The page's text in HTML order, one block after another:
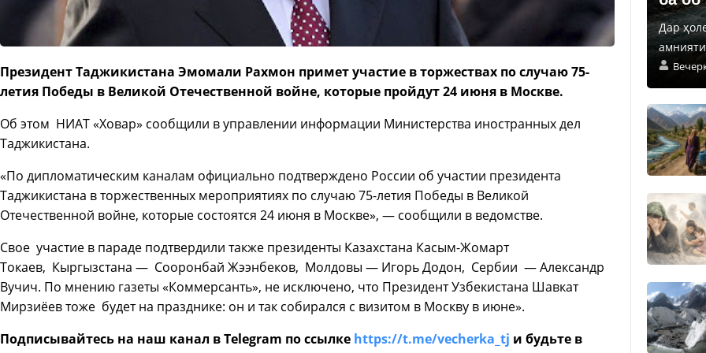
Президент Таджикистана Эмомали Рахмон примет участие в торжествах по случаю 75-
летия Победы в Великой Отечественной войне, которые пройдут 24 июня в Москве.
Об этом НИАТ «Ховар» сообщили в управлении информации Министерства иностранных дел
Таджикистана.
«По дипломатическим каналам официально подтверждено России об участии президента
Таджикистана в торжественных мероприятиях по случаю 75-летия Победы в Великой
Отечественной войне, которые состоятся 24 июня в Москве», — сообщили в ведомстве.
Свое участие в параде подтвердили также президенты Казахстана Касым-Жомарт
Токаев, Кыргызстана — Сооронбай Жээнбеков, Молдовы — Игорь Додон, Сербии — Александр
Вучич. По мнению газеты «Коммерсанть», не исключено, что Президент Узбекистана Шавкат
Мирзиёев тоже будет на празднике: он и так собирался с визитом в Москву в июне».
Подписывайтесь на наш канал в Telegram по ссылке https://t.me/vecherka_tj и будьте в
Дар